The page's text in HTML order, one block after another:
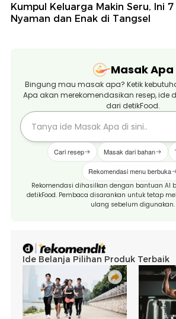
Kumpul Keluarga Makin Seru, Ini
Nyaman dan Enak di Tangsel
Masak Apa
Bingung mau masak apa? Ketik
Apa akan merekomendasikan resep, ide
dari detikFood.
Cari resep Masak dari bahan
Rekomendasi menu berbuka
Rekomendasi dihasilkan dengan bantuan AI
detikFood. Pembaca disarankan untuk tetap
ulang sebelum digunakan.